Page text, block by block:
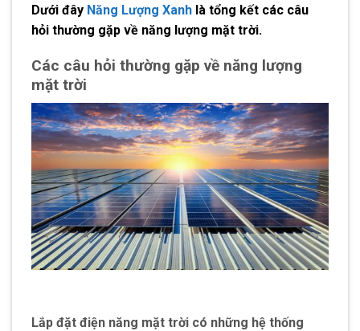
Dưới đây Năng Lượng Xanh là tổng kết các câu
hỏi thường gặp về năng lượng mặt trời.
Các câu hỏi thường gặp về năng lượng
mặt trời
Lắp đặt điện năng mặt trời có những hệ thống